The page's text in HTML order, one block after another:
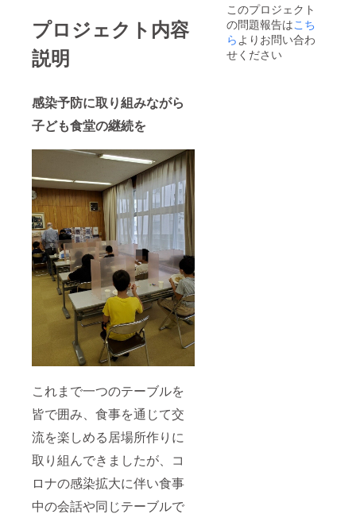
プロジェクト内容
説明
感染予防に取り組みながら
子ども食堂の継続を
これまで一つのテーブルを
皆で囲み、食事を通じて交
流を楽しめる居場所作りに
取り組んできましたが、コ
ロナの感染拡大に伴い食事
中の会話や同じテーブルで
このプロジェクト
の問題報告はこち
らよりお問い合わ
せください